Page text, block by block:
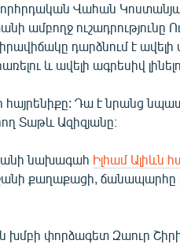
Վահան
ամբողջ ուշադրությունը
դարձնում է
և ավելի ագրեսիվ
հայրենիքը: Դա է նրանց
Տաթև Ազիզյանը։
նախագահ Իլհամ Ալիևն
քաղաքացի, ճանապարհը
խմբի փորձագետ Զաուր